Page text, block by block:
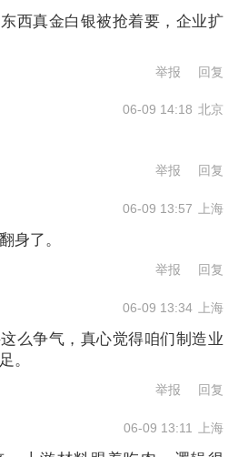
西真金白银被抢着要，企业扩
举报 回复
06-09 14:18 北京
举报 回复
06-09 13:57 上海
身了。
举报 回复
06-09 13:34 上海
么争气，真心觉得咱们制造业
。
举报 回复
06-09 13:11 上海